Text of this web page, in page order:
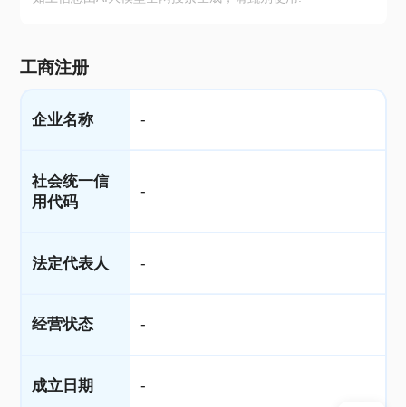
工商注册
企业名称 -
社会统一信
用代码
-
法定代表人 -
经营状态 -
成立日期 -